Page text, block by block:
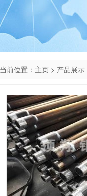
当前位置： 主页 > 产品展示